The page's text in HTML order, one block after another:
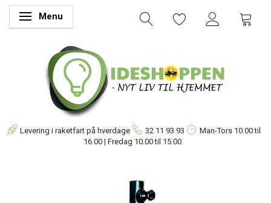
Skifte navigation
Menu
Levering i raketfart på hverdage 32 11 93 93 Man-Tors 10.00 til
16.00 | Fredag 10.00 til 15.00